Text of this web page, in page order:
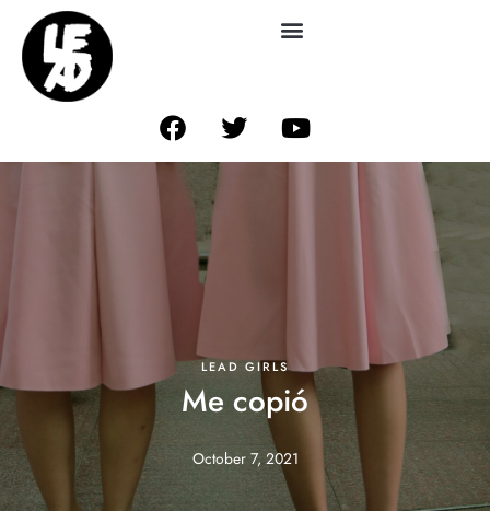
LEAD GIRLS
Me copió
October 7, 2021